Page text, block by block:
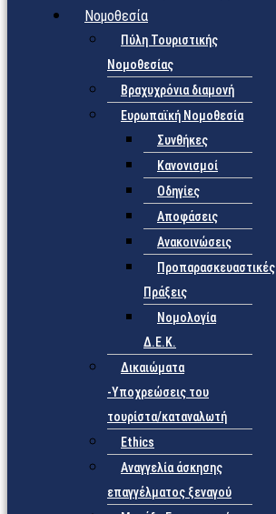
Νομοθεσία
Πύλη Τουριστικής
Νομοθεσίας
Βραχυχρόνια διαμονή
Ευρωπαϊκή Νομοθεσία
Συνθήκες
Κανονισμοί
Οδηγίες
Αποφάσεις
Ανακοινώσεις
Προπαρασκευαστικές
Πράξεις
Νομολογία
Δ.Ε.Κ.
Δικαιώματα
-Υποχρεώσεις του
τουρίστα/καταναλωτή
Ethics
Αναγγελία άσκησης
επαγγέλματος ξεναγού